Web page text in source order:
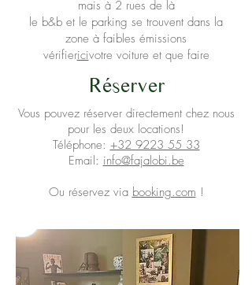
mais à 2 rues de là
le b&b et le parking se trouvent dans la
zone à faibles émissions
vérifiericivotre voiture et que faire
Réserver
Vous pouvez réserver directement chez nous
pour les deux locations!
Téléphone: +32 9223 55 33
Email: info@fajalobi.be
Ou réservez via booking.com !